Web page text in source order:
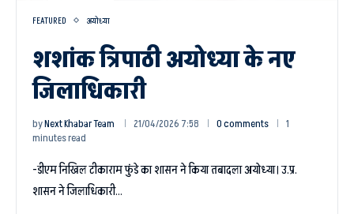
FEATURED अयोध्या
शशांक त्रिपाठी अयोध्या के नए
जिलाधिकारी
byNext Khabar Team 21/04/2026 7:58 0 comments
1
minutes read
-डीएम निखिल टीकाराम फुंडे का शासन ने किया तबादला अयोध्या। उ.प्र.
शासन ने जिलाधिकारी…